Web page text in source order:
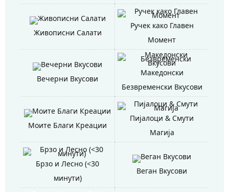
Живописни Салати
Ручек како Главен
Момент
Вечерни Вкусови
Македонски
Безвременски Вкусови
Моите Благи Креации
Пијалоци & Смути
Магија
Брзо и Лесно (<30
минути)
Веган Вкусови